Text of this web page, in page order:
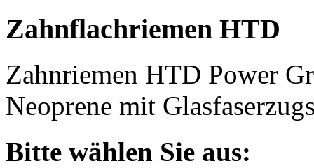
Zahnflachriemen HTD
Zahnriemen HTD Power
Neoprene mit
Bitte wählen Sie aus: